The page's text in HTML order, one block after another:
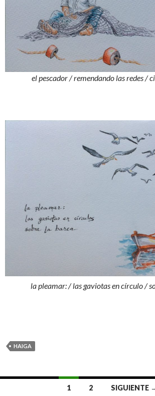
el pescador / remendando las redes /
la pleamar: / las gaviotas en círculo /
HAIGA
1 2 SIGUIENTE